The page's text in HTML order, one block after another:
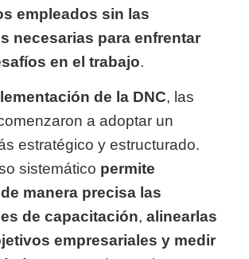
empleados sin las
necesarias para enfrentar
en el trabajo.
de la DNC, las
a adoptar un
estratégico y estructurado.
sistemático permite
manera precisa las
de capacitación, alinearlas
empresariales y medir